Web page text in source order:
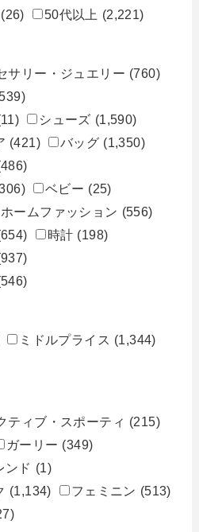
(26) 50代以上 (2,221)
サリー・ジュエリー (760)
シューズ (1,590)
(421) バッグ (1,350)
ベビー (25)
ホームファッション (556)
時計 (198)
ミドルプライス (1,344)
ティブ・スポーティ (215)
ガーリー (349)
ンド (1)
(1,134) フェミニン (513)